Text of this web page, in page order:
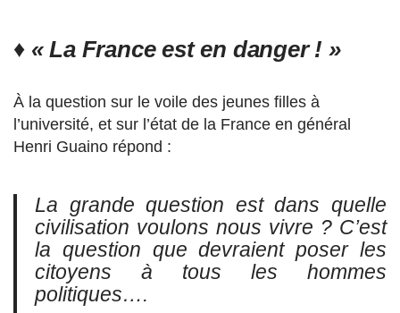
♦ « La France est en danger ! »
À la question sur le voile des jeunes filles à
l’université, et sur l’état de la France en général
Henri Guaino répond :
La grande question est dans quelle
civilisation voulons nous vivre ? C’est
la question que devraient poser les
citoyens à tous les hommes
politiques….